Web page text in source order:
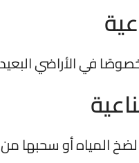
في الأراضي
المياه أو سحبها من